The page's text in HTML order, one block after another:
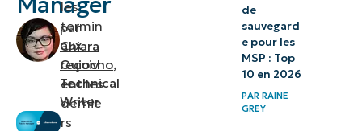
par
Chiara
Quiocho,
Technical
Writer
Analyse
des
alternatives
à
les
termin
aux
reçoiv
ent les
dernie
rs
de
sauvegard
e pour les
MSP : Top
10 en 2026
PARRAINE
GREY